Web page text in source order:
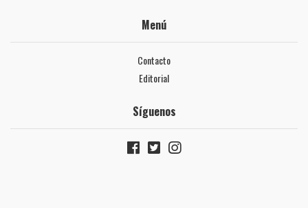
Menú
Contacto
Editorial
Síguenos